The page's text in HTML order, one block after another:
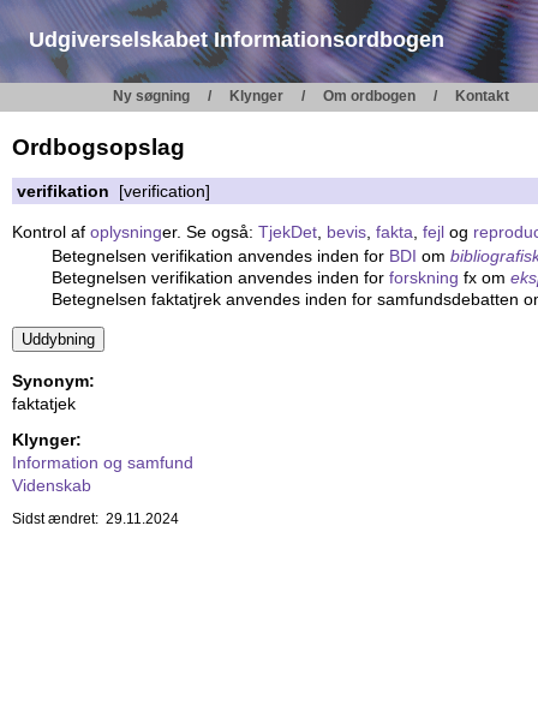
Udgiverselskabet Informationsordbogen
Ny søgning Klynger Om ordbogen Kontakt
Ordbogsopslag
verifikation [verification]
Kontrol af oplysninger. Se også: TjekDet bevis fakta fejl og
Betegnelsen verifikation anvendes inden for BDI om
Betegnelsen verifikation anvendes inden for forskning fx om
Betegnelsen faktatjrek anvendes inden for samfundsdebatten
Synonym:
faktatjek
Klynger:
Information og samfund
Videnskab
Sidst ændret: 29.11.2024